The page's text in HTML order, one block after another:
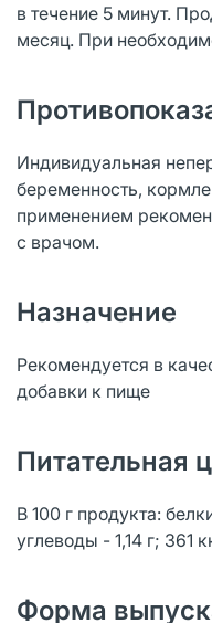
в течение 5 минут.
месяц. При
Индивидуальная
беременность,
применением
с врачом.
Назначение
Рекомендуется в
добавки к пище
Питательная
В 100 г продукта:
углеводы - 1,14 г; 361
Форма